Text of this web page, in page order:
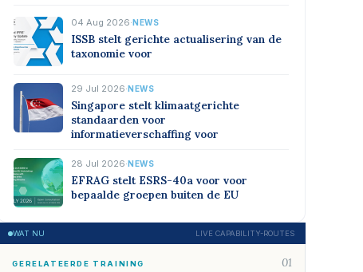
04 Aug 2026·NEWS
ISSB stelt gerichte actualisering van de
taxonomie voor
29 Jul 2026·NEWS
Singapore stelt klimaatgerichte
standaarden voor
informatieverschaffing voor
28 Jul 2026·NEWS
EFRAG stelt ESRS-40a voor voor
bepaalde groepen buiten de EU
WAT NU LIVE CAPABILITY-ROUTES
GERELATEERDE TRAINING 01